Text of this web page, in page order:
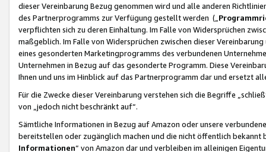
dieser Vereinbarung Bezug genommen wird und alle anderen
des Partnerprogramms zur Verfügung gestellt werden („
verpflichten sich zu deren Einhaltung. Im Falle von Widersprüchen
maßgeblich. Im Falle von Widersprüchen zwischen dieser
eines gesonderten Marketingprogramms des verbundenen
Unternehmen in Bezug auf das gesonderte Programm. Diese
Ihnen und uns im Hinblick auf das Partnerprogramm dar und ersetzt
Für die Zwecke dieser Vereinbarung verstehen sich die Begriffe
von „jedoch nicht beschränkt auf“.
Sämtliche Informationen in Bezug auf Amazon oder unsere
bereitstellen oder zugänglich machen und die nicht öffentlich
Informationen“ von Amazon dar und verbleiben im alleinigen